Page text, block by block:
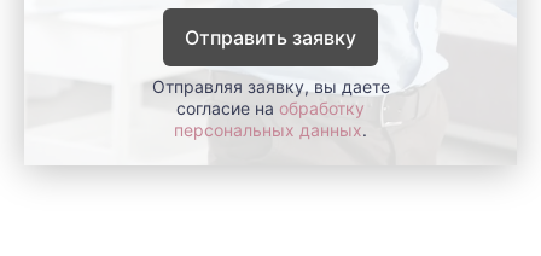
Отправить заявку
Отправляя заявку, вы даете
согласие на обработку
персональных данных.